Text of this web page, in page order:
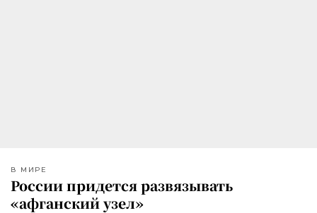
В МИРЕ
России придется развязывать
«афганский узел»